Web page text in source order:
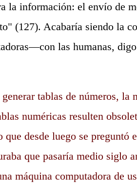
la información: el envío de
(127). Acabaría siendo la
las humanas,
tablas de números, la
numéricas resulten
que desde luego se preguntó
que pasaría medio siglo
máquina computadora de